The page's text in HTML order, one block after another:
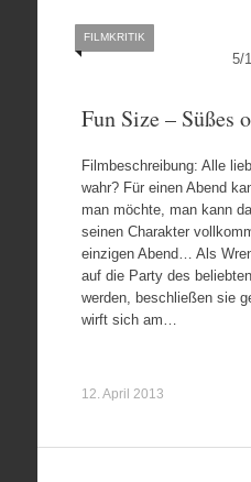
5/
FILMKRITIK
Fun Size – Süßes
Filmbeschreibung: Alle
wahr? Für einen Abend
man möchte, man kann
seinen Charakter
einzigen Abend… Als
auf die Party des
werden, beschließen sie
wirft sich am…
12. April 2013